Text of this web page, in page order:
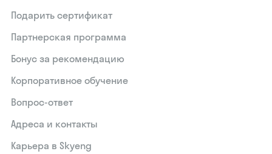
Подарить сертификат
Партнерская программа
Бонус за рекомендацию
Корпоративное обучение
Вопрос-ответ
Адреса и контакты
Карьера в Skyeng